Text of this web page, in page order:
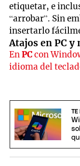
etiquetar, e
“arrobar”. Sin
insertarlo
Atajos en PC y
EnPCcon
idioma del
TE